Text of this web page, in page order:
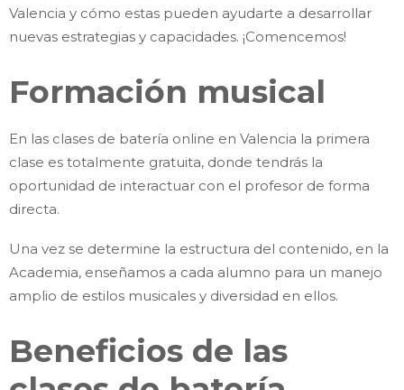
Valencia y cómo estas pueden ayudarte a desarrollar
nuevas estrategias y capacidades. ¡Comencemos!
Formación musical
En las clases de batería online en Valencia la primera
clase es totalmente gratuita, donde tendrás la
oportunidad de interactuar con el profesor de forma
directa.
Una vez se determine la estructura del contenido, en la
Academia, enseñamos a cada alumno para un manejo
amplio de estilos musicales y diversidad en ellos.
Beneficios de las